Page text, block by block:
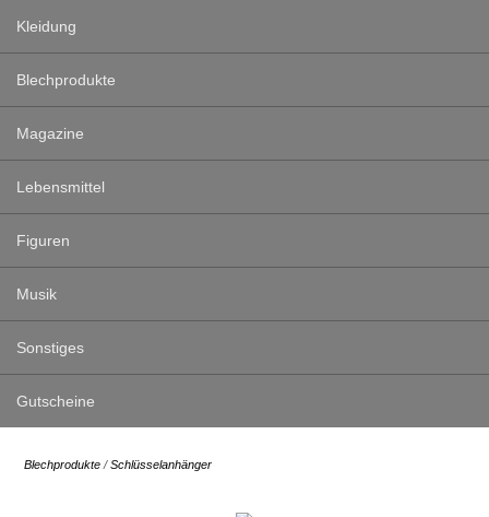
Kleidung
Blechprodukte
Magazine
Lebensmittel
Figuren
Musik
Sonstiges
Gutscheine
Blechprodukte /Schlüsselanhänger